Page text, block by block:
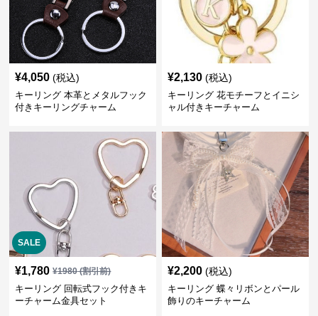
¥4,050 (税込)
キーリング 本革とメタルフック
付きキーリングチャーム
¥2,130 (税込)
キーリング 花モチーフとイニシ
ャル付きキーチャーム
SALE
¥1,780 ¥1980(割引前)
キーリング 回転式フック付きキ
ーチャーム金具セット
¥2,200 (税込)
キーリング 蝶々リボンとパール
飾りのキーチャーム